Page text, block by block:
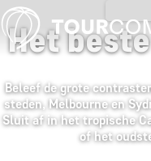
Het
Beleef de grote
steden, Melbourne en
Sluit af in het tropische
of het